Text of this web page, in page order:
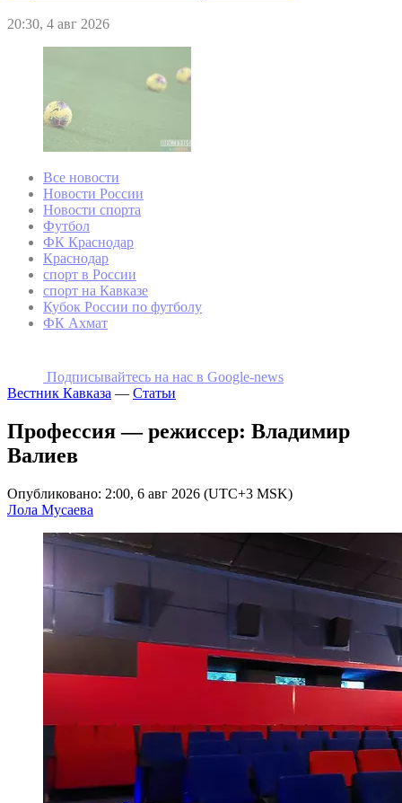
20:30, 4 авг 2026
Все новости
Новости России
Новости спорта
Футбол
ФК Краснодар
Краснодар
спорт в России
спорт на Кавказе
Кубок России по футболу
ФК Ахмат
Подписывайтесь на наc в Google-news
Вестник Кавказа — Статьи
Профессия — режиссер: Владимир
Валиев
Опубликовано: 2:00, 6 авг 2026 (UTC+3 MSK)
Лола Мусаева